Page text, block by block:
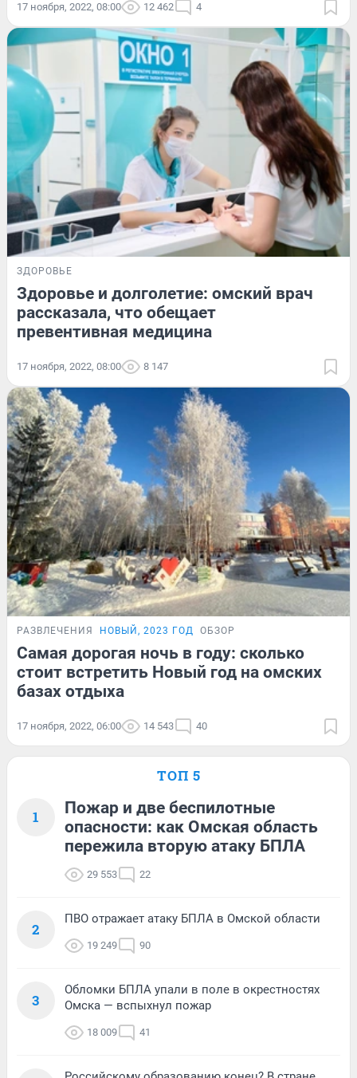
17 ноября, 2022, 08:00 12 462 4
ЗДОРОВЬЕ
Здоровье и долголетие: омский врач
рассказала, что обещает
превентивная медицина
17 ноября, 2022, 08:00 8 147
РАЗВЛЕЧЕНИЯ НОВЫЙ, 2023 ГОД ОБЗОР
Самая дорогая ночь в году: сколько
стоит встретить Новый год на омских
базах отдыха
17 ноября, 2022, 06:00 14 543 40
ТОП 5
1
Пожар и две беспилотные
опасности: как Омская область
пережила вторую атаку БПЛА
29 553 22
2
ПВО отражает атаку БПЛА в Омской области
19 249 90
3
Обломки БПЛА упали в поле в окрестностях
Омска — вспыхнул пожар
18 009 41